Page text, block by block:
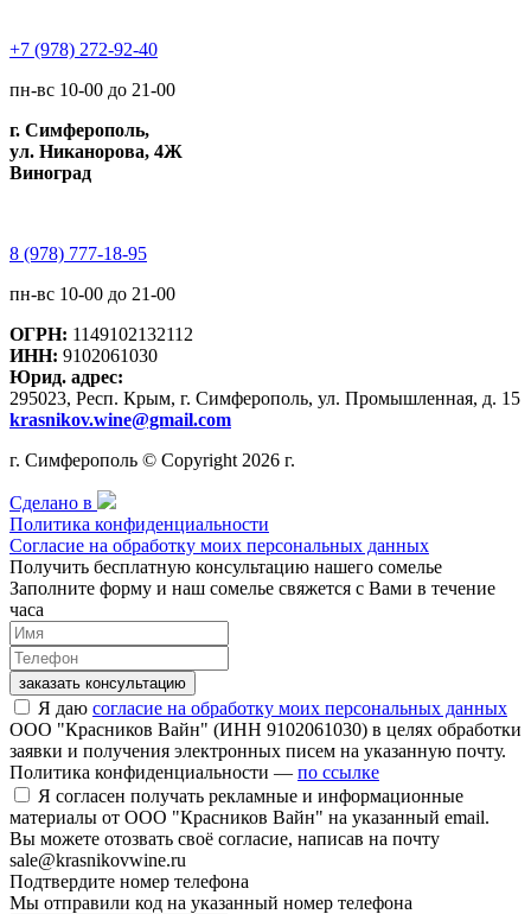
+7 (978) 272-92-40
пн-вс 10-00 до 21-00
г. Симферополь,
ул. Никанорова, 4Ж
Виноград
8 (978) 777-18-95
пн-вс 10-00 до 21-00
ОГРН: 1149102132112
ИНН: 9102061030
Юрид. адрес:
295023, Респ. Крым, г. Симферополь, ул. Промышленная, д. 15
krasnikov.wine@gmail.com
г. Симферополь © Copyright 2026 г.
Сделано в
Политика конфиденциальности
Согласие на обработку моих персональных данных
Получить бесплатную консультацию нашего сомелье
Заполните форму и наш сомелье свяжется с Вами в течение
часа
заказать консультацию
Я даю согласие на обработку моих персональных данных
ООО "Красников Вайн" (ИНН 9102061030) в целях обработки
заявки и получения электронных писем на указанную почту.
Политика конфиденциальности — по ссылке
Я согласен получать рекламные и информационные
материалы от ООО "Красников Вайн" на указанный email.
Вы можете отозвать своё согласие, написав на почту
sale@krasnikovwine.ru
Подтвердите номер телефона
Мы отправили код на указанный номер телефона